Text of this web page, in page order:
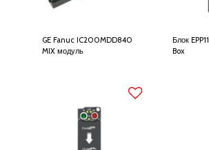
GE Fanuc IC200MDD840
MIX модуль
Блок EPP1111 EtherCAT P
Box